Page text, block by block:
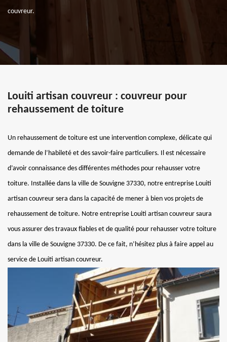
couvreur.
Louiti artisan couvreur : couvreur pour
rehaussement de toiture
Un rehaussement de toiture est une intervention complexe, délicate qui
demande de l’habileté et des savoir-faire particuliers. Il est nécessaire
d’avoir connaissance des différentes méthodes pour rehausser votre
toiture. Installée dans la ville de Souvigne 37330, notre entreprise Louiti
artisan couvreur sera dans la capacité de mener à bien vos projets de
rehaussement de toiture. Notre entreprise Louiti artisan couvreur saura
vous assurer des travaux fiables et de qualité pour rehausser votre toiture
dans la ville de Souvigne 37330. De ce fait, n’hésitez plus à faire appel au
service de Louiti artisan couvreur.